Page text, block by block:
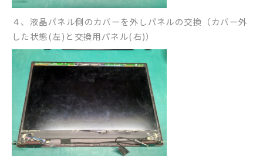
４、液晶パネル側のカバーを外しパネルの交換（カバー外
した状態(左)と交換用パネル(右)）